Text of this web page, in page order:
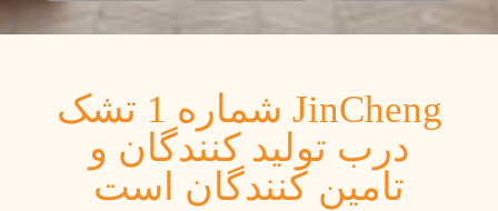
JinCheng شماره 1 تشک
درب تولید کنندگان و
تامین کنندگان است